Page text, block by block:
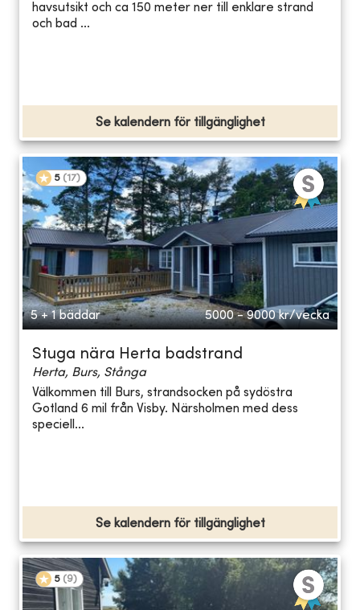
havsutsikt och ca 150 meter ner till enklare strand
och bad ...
Se kalendern för tillgänglighet
5 (17)
5 + 1 bäddar 5000 - 9000 kr/vecka
Stuga nära Herta badstrand
Herta, Burs, Stånga
Välkommen till Burs, strandsocken på sydöstra
Gotland 6 mil från Visby. Närsholmen med dess
speciell...
Se kalendern för tillgänglighet
5 (9)